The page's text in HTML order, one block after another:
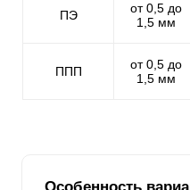
ПЭ
от 0,5 до
1,5 мм
ППП
от 0,5 до
1,5 мм
Особенность